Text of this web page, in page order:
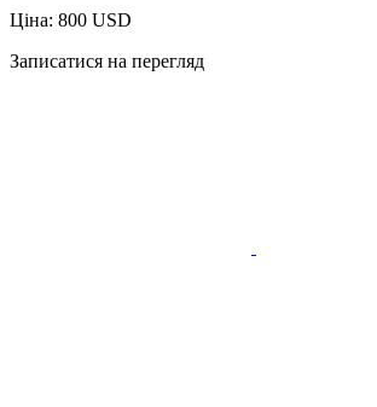
Ціна: 800 USD
Записатися на перегляд